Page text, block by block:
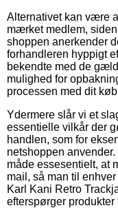
Alternativet kan være
mærket medlem,
shoppen anerkender
forhandleren hyppigt
bekendte med de
mulighed for
processen med dit
Ydermere slår vi et
essentielle vilkår der
handlen, som for
netshoppen
måde essesentielt, at
mail, så man til
Karl Kani Retro
efterspørger